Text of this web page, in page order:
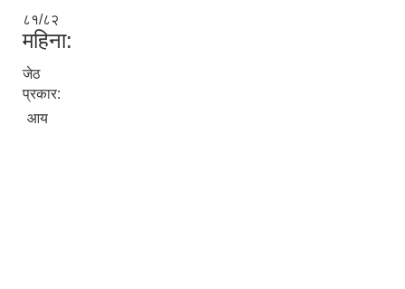
८१/८२
महिना:
जेठ
प्रकार:
आय